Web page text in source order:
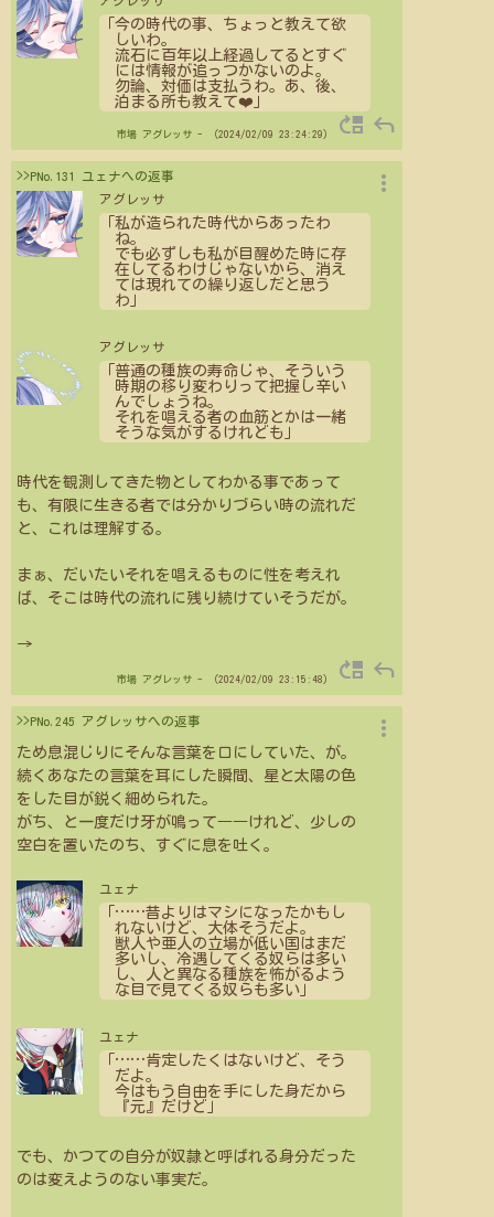
「今の時代の事、ちょっと教えて欲
しいわ。
流石に百年以上経過してるとすぐ
には情報が追っつかないのよ。
勿論、対価は支払うわ。あ、後、
泊まる所も教えて❤️」
市場 アグレッサ - （2024/02/09 23:24:29） move_up reply
>>PNo.131 ユェナへの返事
アグレッサ
「私が造られた時代からあったわ
ね。
でも必ずしも私が目醒めた時に存
在してるわけじゃないから、消え
ては現れての繰り返しだと思う
わ」
アグレッサ
「普通の種族の寿命じゃ、そういう
時期の移り変わりって把握し辛い
んでしょうね。
それを唱える者の血筋とかは一緒
そうな気がするけれども」
時代を観測してきた物としてわかる事であって
も、有限に生きる者では分かりづらい時の流れだ
と、これは理解する。
まぁ、だいたいそれを唱えるものに性を考えれ
ば、そこは時代の流れに残り続けていそうだが。
→
more_vert
市場 アグレッサ - （2024/02/09 23:15:48） move_up reply
>>PNo.245 アグレッサへの返事
ため息混じりにそんな言葉を口にしていた、が。
続くあなたの言葉を耳にした瞬間、星と太陽の色
をした目が鋭く細められた。
がち、と一度だけ牙が鳴って――けれど、少しの
空白を置いたのち、すぐに息を吐く。
ユェナ
……昔よりはマシになったかもし
れないけど、大体そうだよ。
獣人や亜人の立場が低い国はまだ
多いし、冷遇してくる奴らは多い
し、人と異なる種族を怖がるよう
な目で見てくる奴らも多い」
ユェナ
……肯定したくはないけど、そう
だよ。
今はもう自由を手にした身だから
『元』だけど」
でも、かつての自分が奴隷と呼ばれる身分だった
のは変えようのない事実だ。
more_vert